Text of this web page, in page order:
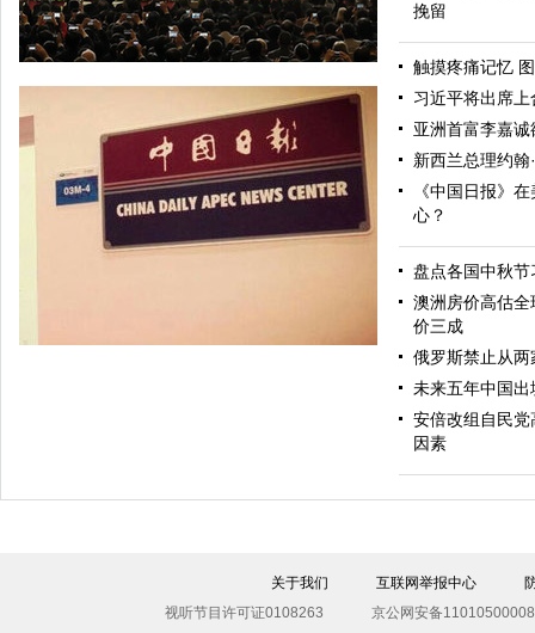
挽留
触摸疼痛记忆
习近平将出席
亚洲首富李嘉
新西兰总理约翰
《中国日报》
心？
盘点各国中秋节
澳洲房价高估
价三成
俄罗斯禁止从
未来五年中国
安倍改组自民
因素
关于我们 互联网举报中心
视听节目许可证0108263
京公网安备